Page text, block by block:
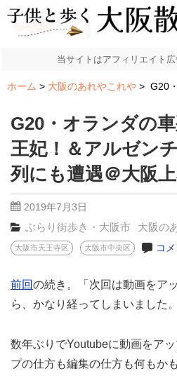
当サイトはアフィリエイト
ホーム 大阪のあれやこれや G20
G20・オランダの
王妃！＆アルゼン
列にも遭遇＠大阪
2019年7月3日
ぶらり街歩き・大阪市 大阪の
大阪市天王寺区 大阪市中央区 コ
前回の続き。「次回は動画をア
ら、かなり経ってしまいました。
数年ぶりでYoutubeに動画をア
プの仕方も編集の仕方も何もか